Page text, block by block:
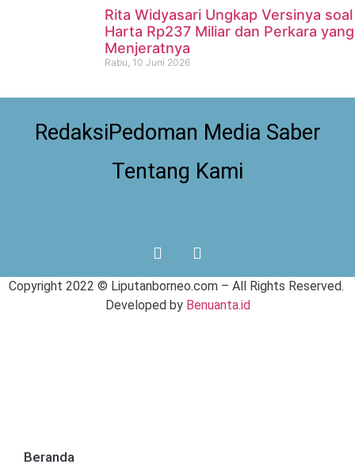
Rita Widyasari Ungkap Versinya soal
Harta Rp237 Miliar dan Perkara yang
Menjeratnya
Rabu, 10 Juni 2026
RedaksiPedoman Media Saber
Tentang Kami
Copyright 2022 © Liputanborneo.com– All Rights Reserved.
Developed by Benuanta.id
Beranda